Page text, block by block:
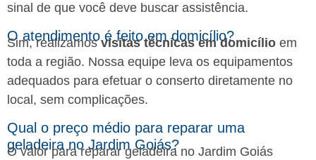
sinal de que você deve buscar assistência.
O atendimento é feito em domicílio?
Sim, realizamosvisitas técnicas em domicílio em
toda a região. Nossa equipe leva os equipamentos
adequados para efetuar o conserto diretamente no
local, sem complicações.
Qual o preço médio para reparar uma
geladeira no Jardim Goiás?
O valor para reparar geladeira no Jardim Goiás